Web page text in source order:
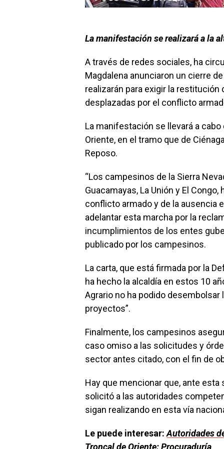
La manifestación se realizará a la
A través de redes sociales, ha
Magdalena anunciaron un cierre
realizarán para exigir la
desplazadas por el conflicto
La manifestación se llevará a
Oriente, en el tramo que de
Reposo.
“Los campesinos de la Sierra
Guacamayas, La Unión y El
conflicto armado y de la ausencia
adelantar esta marcha por la
incumplimientos de los entes
publicado por los campesinos.
La carta, que está firmada por la
ha hecho la alcaldía en estos 10
Agrario no ha podido
proyectos”.
Finalmente, los campesinos
caso omiso a las solicitudes y
sector antes citado, con el fin de
Hay que mencionar que, ante esta
solicitó a las autoridades
sigan realizando en esta vía
Le puede interesar: Autoridades
Troncal de Oriente: Procuraduría